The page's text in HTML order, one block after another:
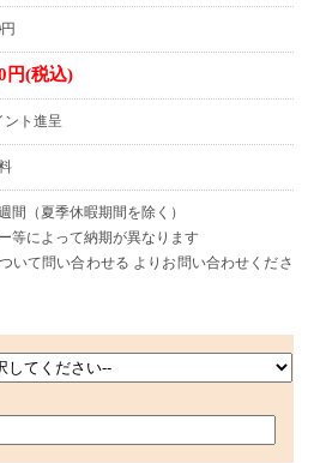
円
円(税込)
ント進呈
間（夏季休暇期間を除く）
等によって納期が異なります
いて問い合わせる よりお問い合わせくださ